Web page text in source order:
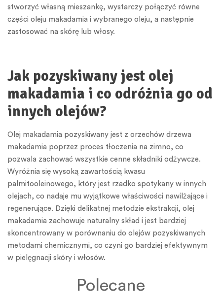
stworzyć własną mieszankę, wystarczy połączyć równe
części oleju makadamia i wybranego oleju, a następnie
zastosować na skórę lub włosy.
Jak pozyskiwany jest olej
makadamia i co odróżnia go od
innych olejów?
Olej makadamia pozyskiwany jest z orzechów drzewa
makadamia poprzez proces tłoczenia na zimno, co
pozwala zachować wszystkie cenne składniki odżywcze.
Wyróżnia się wysoką zawartością kwasu
palmitooleinowego, który jest rzadko spotykany w innych
olejach, co nadaje mu wyjątkowe właściwości nawilżające i
regenerujące. Dzięki delikatnej metodzie ekstrakcji, olej
makadamia zachowuje naturalny skład i jest bardziej
skoncentrowany w porównaniu do olejów pozyskiwanych
metodami chemicznymi, co czyni go bardziej efektywnym
w pielęgnacji skóry i włosów.
Polecane